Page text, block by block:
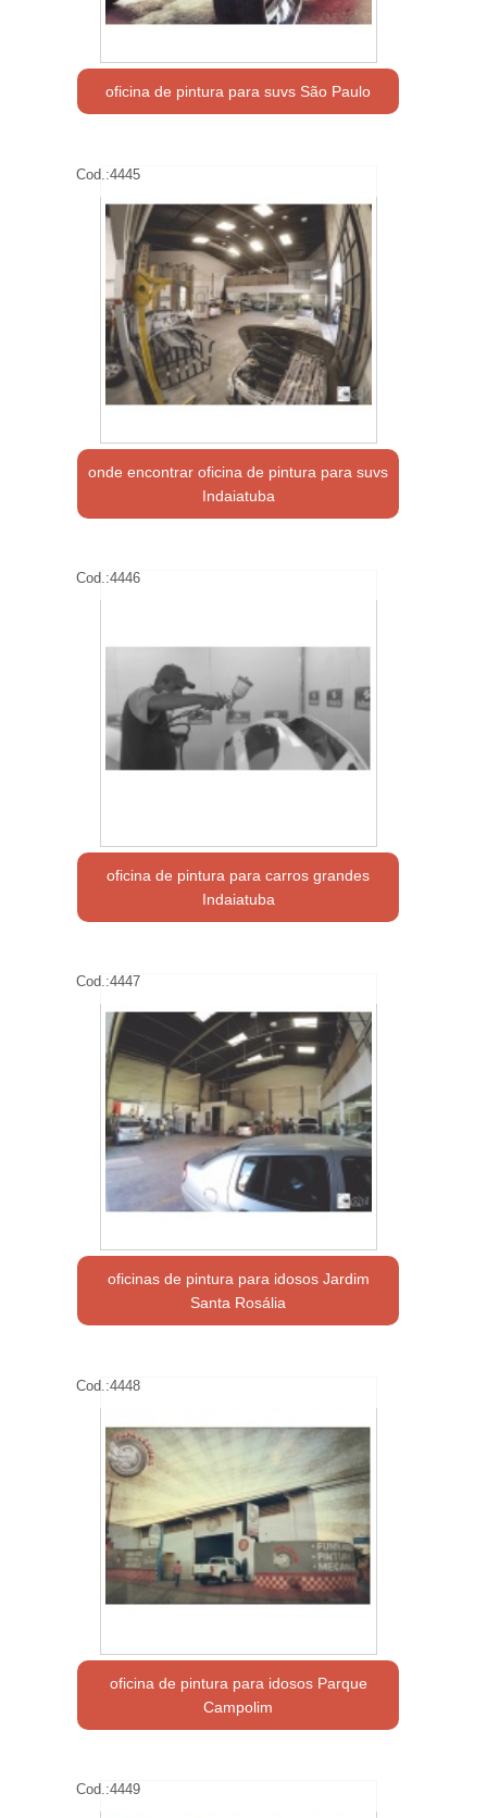
oficina de pintura para suvs São Paulo
Cod.:4445
onde encontrar oficina de pintura para suvs
Indaiatuba
Cod.:4446
oficina de pintura para carros grandes
Indaiatuba
Cod.:4447
oficinas de pintura para idosos Jardim
Santa Rosália
Cod.:4448
oficina de pintura para idosos Parque
Campolim
Cod.:4449